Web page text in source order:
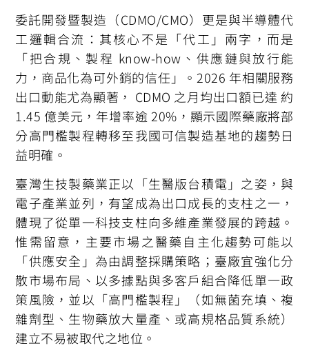
委託開發暨製造（CDMO/CMO）更是與半導體代
工邏輯合流：其核心不是「代工」兩字，而是
「把合規、製程 know-how、供應鏈與放行能
力，商品化為可外銷的信任」。2026 年相關服務
出口動能尤為顯著， CDMO 之月均出口額已達 約
1.45 億美元，年增率逾 20%，顯示國際藥廠將部
分高門檻製程轉移至我國可信製造基地的趨勢日
益明確。
臺灣生技製藥業正以「生醫版台積電」之姿，與
電子產業並列，有望成為出口成長的支柱之一，
體現了從單一科技支柱向多維產業發展的跨越。
惟需留意，主要市場之醫藥自主化趨勢可能以
「供應安全」為由調整採購策略；臺廠宜強化分
散市場布局、以多據點與多客戶組合降低單一政
策風險，並以「高門檻製程」（如無菌充填、複
雜劑型、生物藥放大量產、或高規格品質系統）
建立不易被取代之地位。